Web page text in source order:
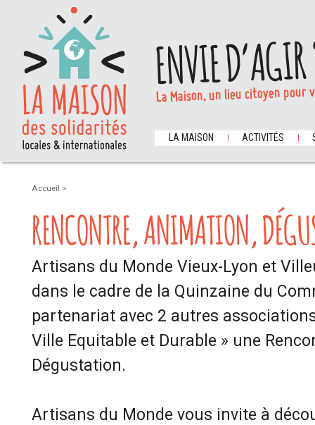
ENVIE
La Maison, un lieu citoyen
LA MAISON ACTIVITÉS
Accueil >
RENCONTRE, ANIMATION,
Artisans du Monde Vieux-Lyon et
dans le cadre de la Quinzaine du
partenariat avec 2 autres
Ville Equitable et Durable » une
Dégustation.
Artisans du Monde vous invite à